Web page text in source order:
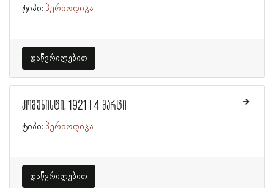
ტიპი: პერიოდიკა
დაწვრილებით
კომუნისტი, 1921 | 4 მარტი
ტიპი: პერიოდიკა
დაწვრილებით